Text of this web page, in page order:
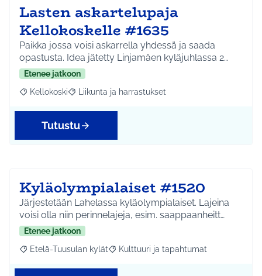
Lasten askartelupaja
Kellokoskelle #1635
Paikka jossa voisi askarrella yhdessä ja saada
opastusta. Idea jätetty Linjamäen kyläjuhlassa 2…
Etenee jatkoon
Rajaa tulokset aihepiirin mukaan: Kellokoski
Kellokoski Rajaa tulokset teeman mukaan: Liikunta ja
Liikunta ja harrastukset
Tutustu
Kyläolympialaiset #1520
Järjestetään Lahelassa kyläolympialaiset. Lajeina
voisi olla niin perinnelajeja, esim. saappaanheitt…
Etenee jatkoon
Rajaa tulokset aihepiirin mukaan: Etelä-Tuusulan kylät
Etelä-Tuusulan kylät Rajaa tulokset teeman mukaan:
Kulttuuri ja tapahtumat